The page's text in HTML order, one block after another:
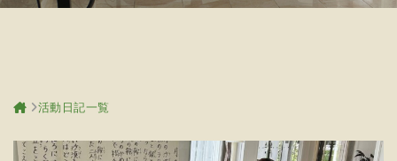
活動日記一覧